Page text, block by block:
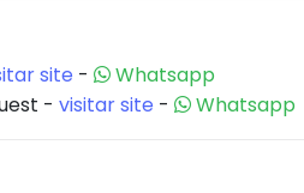
site -
Whatsapp
- visitar site - Whatsapp